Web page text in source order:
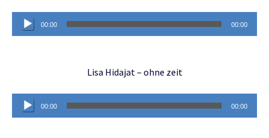
Audio-
Player
00:00 00:00
Lisa Hidajat – ohne zeit
Audio-
Player
00:00 00:00